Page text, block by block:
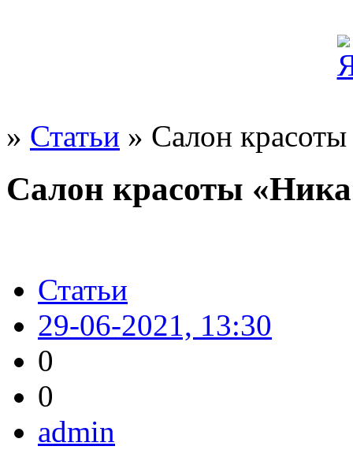
» Статьи » Салон
Салон красоты
Статьи
29-06-2021, 13:30
0
0
admin